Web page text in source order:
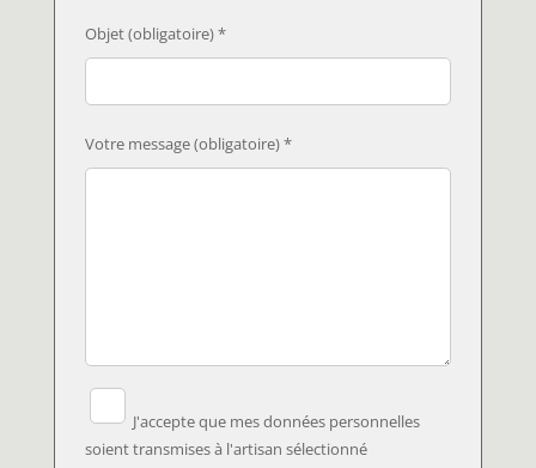
Objet (obligatoire) *
Votre message (obligatoire) *
J'accepte que mes données personnelles
soient transmises à l'artisan sélectionné